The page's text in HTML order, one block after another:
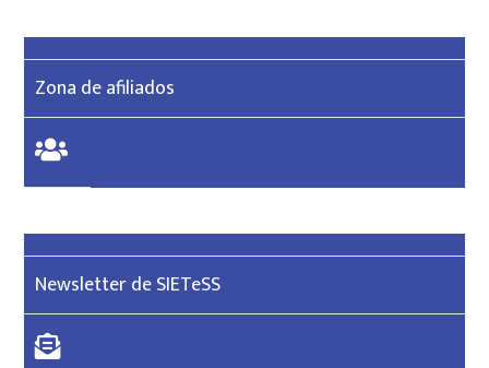
Zona de afiliados
Newsletter de SIETeSS